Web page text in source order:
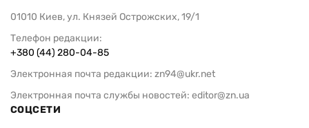
01010 Киев, ул. Князей Острожских, 19/1
Телефон редакции:
+380 (44) 280-04-85
Электронная почта редакции: zn94@ukr.net
Электронная почта службы новостей: editor@zn.ua
СОЦСЕТИ